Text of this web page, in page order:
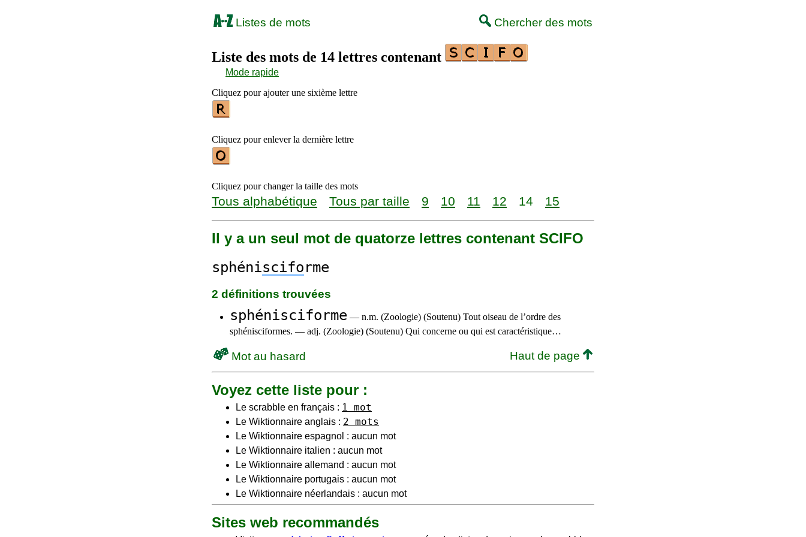
Listes de mots Chercher des mots
Liste des mots de 14 lettres contenant
Mode rapide
Cliquez pour ajouter une sixième lettre
Cliquez pour enlever la dernière lettre
Cliquez pour changer la taille des mots
Tous alphabétique Tous par taille 9 10 11 12 14 15
Il y a un seul mot de quatorze lettres contenant SCIFO
sphénisciforme
2 définitions trouvées
sphénisciforme — n.m. (Zoologie) (Soutenu) Tout oiseau de l’ordre des
sphénisciformes. — adj. (Zoologie) (Soutenu) Qui concerne ou qui est caractéristique…
Mot au hasard Haut de page
Voyez cette liste pour :
Le scrabble en français : 1 mot
Le Wiktionnaire anglais : 2 mots
Le Wiktionnaire espagnol : aucun mot
Le Wiktionnaire italien : aucun mot
Le Wiktionnaire allemand : aucun mot
Le Wiktionnaire portugais : aucun mot
Le Wiktionnaire néerlandais : aucun mot
Sites web recommandés